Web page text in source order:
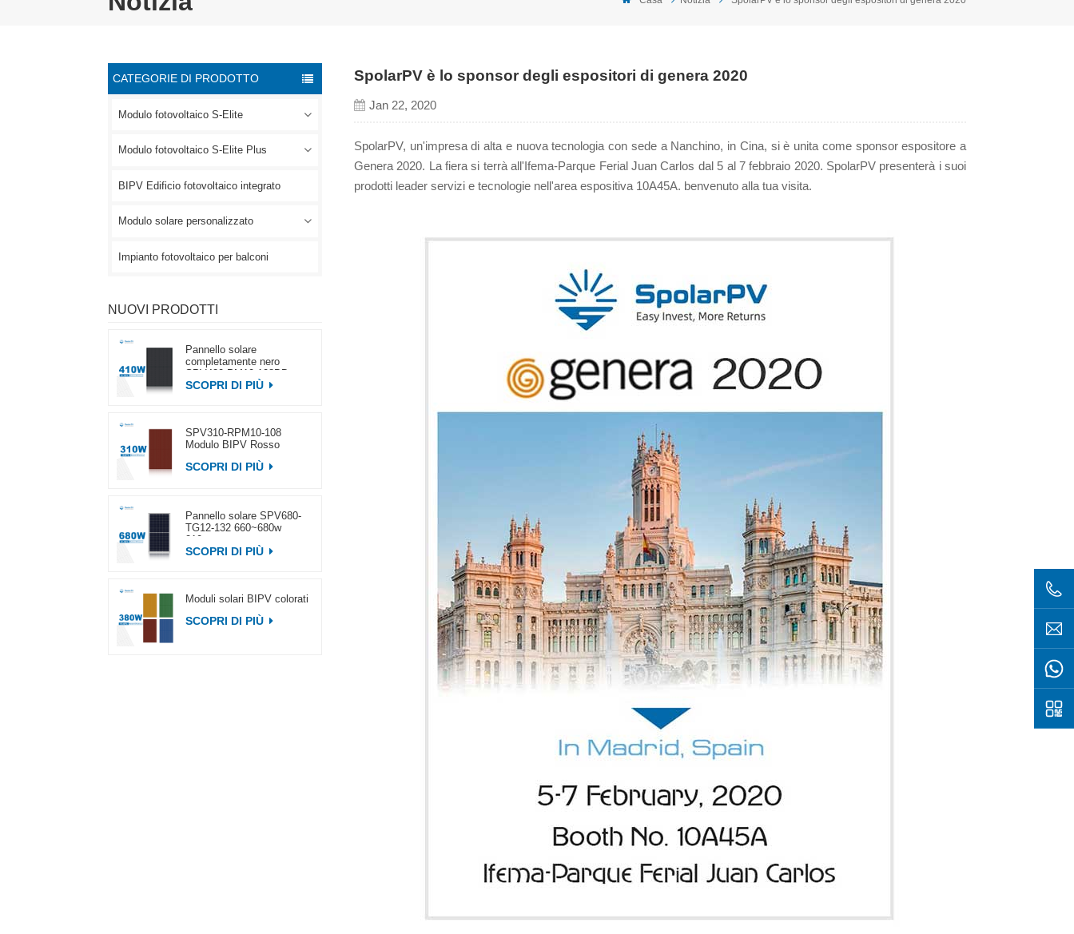
SpolarPV è lo sponsor degli espositori di genera 2020
Jan 22, 2020
SpolarPV, un'impresa di alta e nuova tecnologia con sede a Nanchino, in Cina, si è unita come sponsor espositore a
Genera 2020. La fiera si terrà all'Ifema-Parque Ferial Juan Carlos dal 5 al 7 febbraio 2020. SpolarPV presenterà i suoi
prodotti leader servizi e tecnologie nell'area espositiva 10A45A. benvenuto alla tua visita.
CATEGORIE DI PRODOTTO
Modulo fotovoltaico S-Elite
Modulo fotovoltaico S-Elite Plus
BIPV Edificio fotovoltaico integrato
Modulo solare personalizzato
Impianto fotovoltaico per balconi
NUOVI PRODOTTI
Pannello solare
completamente nero
400~420w
SCOPRI DI PIÙ
SPV310-RPM10-108
Modulo BIPV Rosso
SCOPRI DI PIÙ
Pannello solare SPV680-
TG12-132 660~680w
SCOPRI DI PIÙ
Moduli solari BIPV colorati
SCOPRI DI PIÙ